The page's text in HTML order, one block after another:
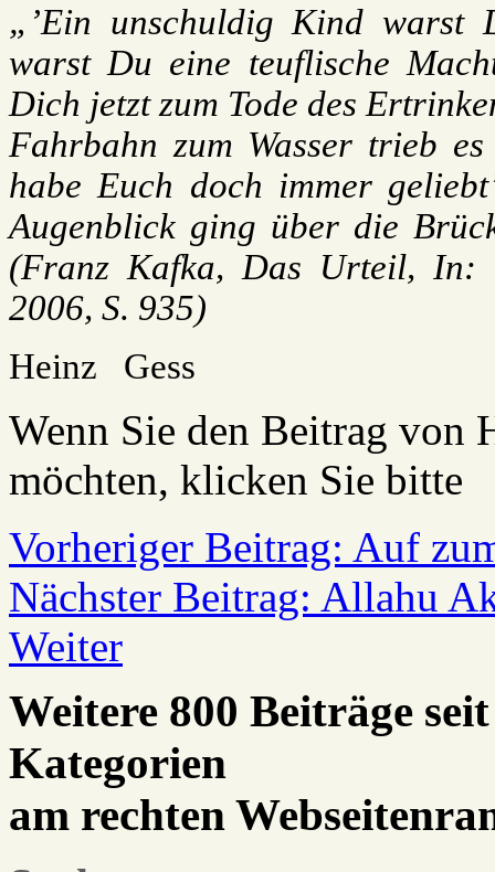
„’Ein unschuldig Kind warst
warst Du eine teuflische
Dich jetzt zum Tode des
Fahrbahn zum Wasser trieb
habe Euch doch immer
Augenblick ging über die
(Franz Kafka, Das Urteil, In:
2006, S. 935)
Heinz Gess
Wenn Sie den Beitrag von
möchten, klicken Sie bitte
Vorheriger Beitrag: Auf
Nächster Beitrag: Allahu
Weiter
Weitere 800 Beiträge
Kategorien
am rechten